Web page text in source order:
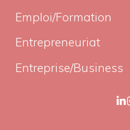
Emploi/Formation
Entrepreneuriat
Entreprise/Business